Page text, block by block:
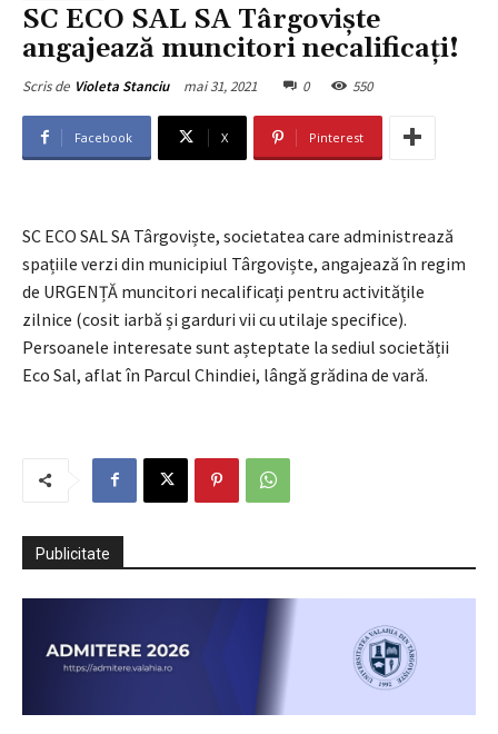
SC ECO SAL SA Târgoviște
angajează muncitori necalificați!
Scris de Violeta Stanciu mai 31, 2021 0 550
Facebook X Pinterest
SC ECO SAL SA Târgoviște, societatea care administrează
spațiile verzi din municipiul Târgoviște, angajează în regim
de URGENȚĂ muncitori necalificați pentru activitățile
zilnice (cosit iarbă și garduri vii cu utilaje specifice).
Persoanele interesate sunt așteptate la sediul societății
Eco Sal, aflat în Parcul Chindiei, lângă grădina de vară.
Publicitate